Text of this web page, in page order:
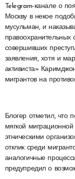
Telegram-канале о
Москву в некое
мусульман, и
правоохранительных
совершивших
заявления, хотя и
активиста»
мигрантов на
Блогер отметил, что
мягкой
этническими
отклик среди
аналогичные
предупредил о